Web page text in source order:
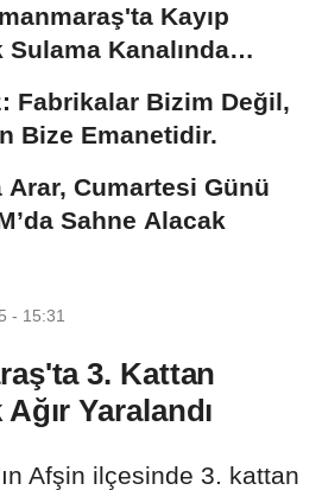
Kayıp
Sulama Kanalında
Fabrikalar Bizim Değil,
Bize Emanetidir.
Arar, Cumartesi Günü
Sahne Alacak
- 15:31
3. Kattan
Yaralandı
Afşin ilçesinde 3. kattan